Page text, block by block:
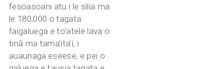
fesoasoani atu i le silia ma
le 180,000 o tagata
faigaluega e to’atele lava o
tinā ma tama’ita’i, i
auaunaga eseese, e pei o